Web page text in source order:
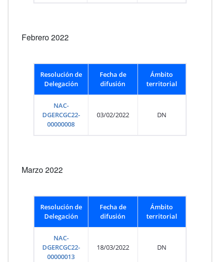
Febrero 2022
Resolución de
Delegación
Fecha de
difusión
Ámbito
territorial
NAC-
DGERCGC22-
00000008
03/02/2022 DN
Marzo 2022
Resolución de
Delegación
Fecha de
difusión
Ámbito
territorial
NAC-
DGERCGC22-
00000013
18/03/2022 DN